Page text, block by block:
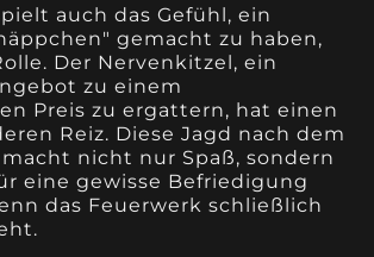
auch das Gefühl, ein
gemacht zu haben,
Der Nervenkitzel, ein
zu einem
Preis zu ergattern, hat einen
Reiz. Diese Jagd nach dem
nicht nur Spaß, sondern
eine gewisse Befriedigung
das Feuerwerk schließlich